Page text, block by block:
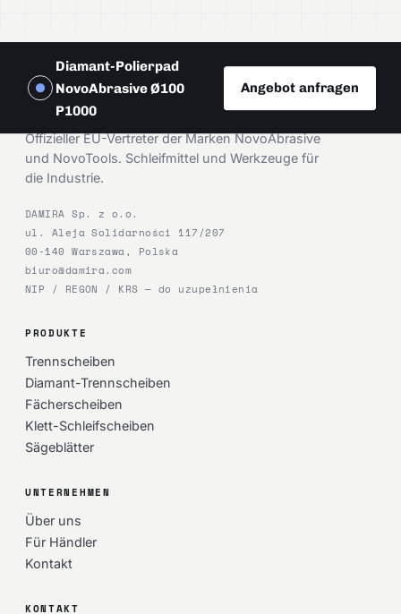
Diamant-Polierpad
NovoAbrasive Ø100
P1000
Angebot anfragen
DAMIRA
Offizieller EU-Vertreter der Marken NovoAbrasive
und NovoTools. Schleifmittel und Werkzeuge für
die Industrie.
DAMIRA Sp. z o.o.
ul. Aleja Solidarności 117/207
00-140 Warszawa, Polska
biuro@damira.com
NIP / REGON / KRS — do uzupełnienia
PRODUKTE
Trennscheiben
Diamant-Trennscheiben
Fächerscheiben
Klett-Schleifscheiben
Sägeblätter
UNTERNEHMEN
Über uns
Für Händler
Kontakt
KONTAKT